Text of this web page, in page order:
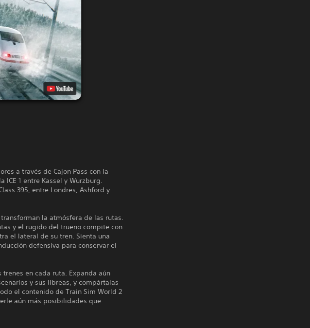
a través de Cajon Pass con la
ICE 1 entre Kassel y Wurzburg.
395, entre Londres, Ashford y
transforman la atmósfera de las rutas.
y el rugido del trueno compite con
el lateral de su tren. Sienta una
defensiva para conservar el
trenes en cada ruta. Expanda aún
y sus libreas, y compártalas
el contenido de Train Sim World 2
aún más posibilidades que